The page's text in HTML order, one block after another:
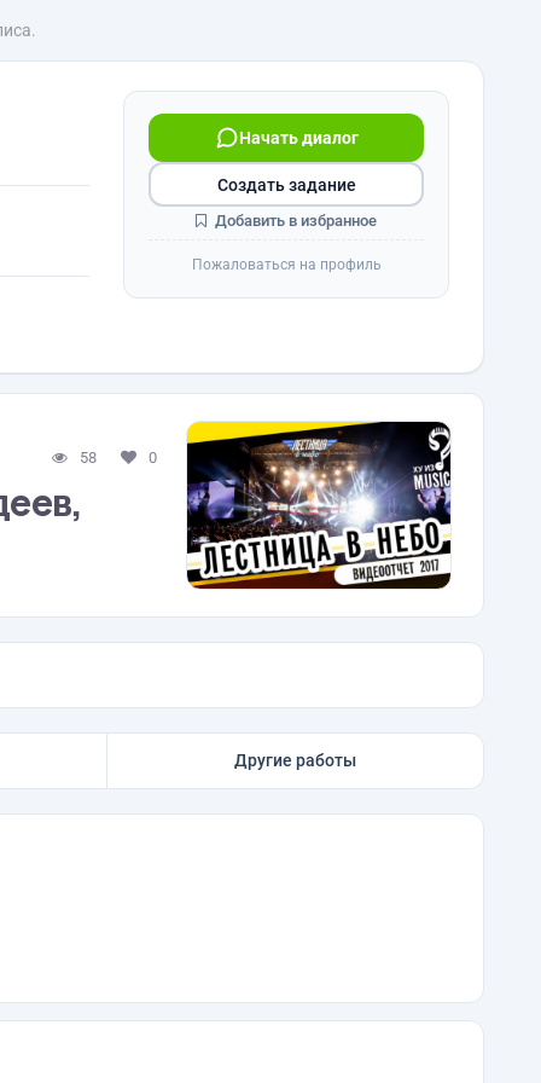
Начать диалог
Создать задание
Добавить в избранное
Пожаловаться на профиль
58 0
Другие работы